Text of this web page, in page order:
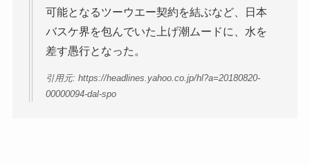
可能となるツーウエー契約を結ぶなど、日本
バスケ界を包んでいた上げ潮ムードに、水を
差す愚行となった。
引用元: https://headlines.yahoo.co.jp/hl?a=20180820-
00000094-dal-spo